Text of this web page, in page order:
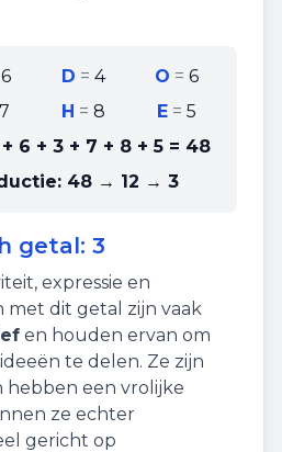
6 D = 4 O =6
7 H = 8 E =5
6 + 3 + 7 + 8 + 5= 48
48 → 12 → 3
getal: 3
, expressie en
met dit getal zijn vaak
en houden ervan om
te delen. Ze zijn
hebben een vrolijke
ze echter
gericht op